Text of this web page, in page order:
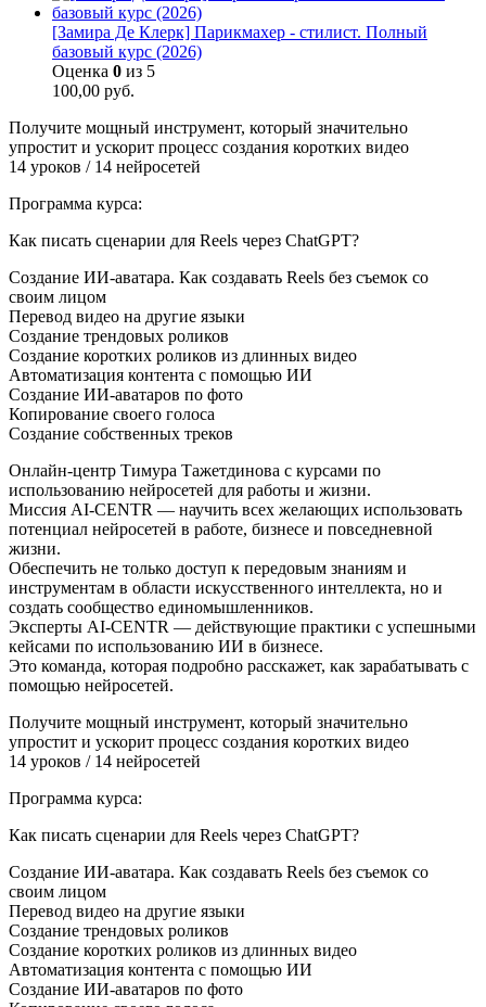
[Замира Де Клерк] Парикмахер - стилист. Полный
базовый курс (2026)
Оценка 0 из 5
100,00 руб.
Получите мощный инструмент, который значительно
упростит и ускорит процесс создания коротких видео
14 уроков / 14 нейросетей
Программа курса:
Как писать сценарии для Reels через ChatGPT?
Создание ИИ-аватара. Как создавать Reels без съемок со
своим лицом
Перевод видео на другие языки
Создание трендовых роликов
Создание коротких роликов из длинных видео
Автоматизация контента с помощью ИИ
Создание ИИ-аватаров по фото
Копирование своего голоса
Создание собственных треков
Онлайн-центр Тимура Тажетдинова с курсами по
использованию нейросетей для работы и жизни.
Миссия AI-CENTR — научить всех желающих использовать
потенциал нейросетей в работе, бизнесе и повседневной
жизни.
Обеспечить не только доступ к передовым знаниям и
инструментам в области искусственного интеллекта, но и
создать сообщество единомышленников.
Эксперты AI-CENTR — действующие практики с успешными
кейсами по использованию ИИ в бизнесе.
Это команда, которая подробно расскажет, как зарабатывать с
помощью нейросетей.
Получите мощный инструмент, который значительно
упростит и ускорит процесс создания коротких видео
14 уроков / 14 нейросетей
Программа курса:
Как писать сценарии для Reels через ChatGPT?
Создание ИИ-аватара. Как создавать Reels без съемок со
своим лицом
Перевод видео на другие языки
Создание трендовых роликов
Создание коротких роликов из длинных видео
Автоматизация контента с помощью ИИ
Создание ИИ-аватаров по фото